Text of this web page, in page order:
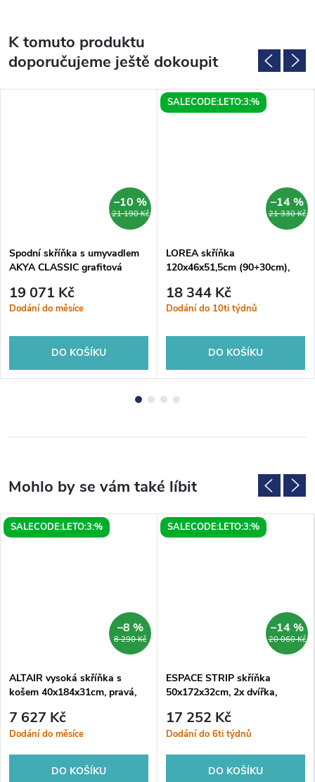
K tomuto produktu
doporučujeme ještě dokoupit
21 190 Kč
–10 %
Spodní skříňka s umyvadlem
AKYA CLASSIC grafitová
19 071 Kč
Dodání do měsíce
DO KOŠÍKU
SALECODE:LETO:3:%
21 330 Kč
–14 %
LOREA skříňka
120x46x51,5cm (90+30cm),
18 344 Kč
Dodání do 10ti týdnů
DO KOŠÍKU
SALECODE:LETO:3:%
8 290 Kč
–8 %
ALTAIR vysoká skříňka s
košem 40x184x31cm, pravá,
7 627 Kč
Dodání do měsíce
DO KOŠÍKU
SALECODE:LETO:3:%
20 060 Kč
–14 %
ESPACE STRIP skříňka
50x172x32cm, 2x dvířka,
17 252 Kč
Dodání do 6ti týdnů
DO KOŠÍKU